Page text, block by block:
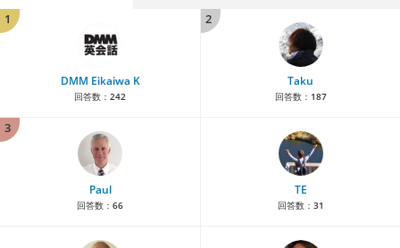
1
DMM Eikaiwa K
回答数： 242
2
Taku
回答数： 187
3
Paul
回答数： 66
TE
回答数： 31